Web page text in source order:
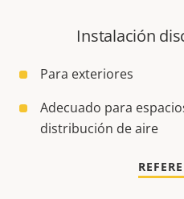
Instalación
Para exteriores
Adecuado para
distribución de aire